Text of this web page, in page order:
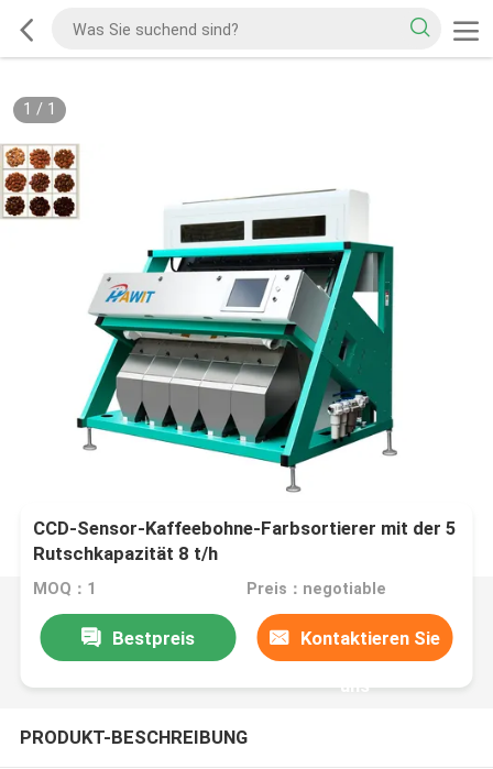
1 / 1
CCD-Sensor-Kaffeebohne-Farbsortierer mit der 5
Rutschkapazität 8 t/h
MOQ：1 Preis：negotiable
Bestpreis Kontaktieren Sie
uns
PRODUKT-BESCHREIBUNG